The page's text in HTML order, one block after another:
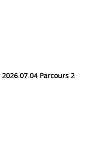
2026.07.04 Parcours 2